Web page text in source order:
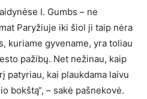
I. Gumbs – ne
Paryžiuje iki šiol ji taip nėra
kuriame gyvename, yra toliau
pažibų. Net nežinau, kaip
patyriau, kai plaukdama laivu
bokštą“, – sakė pašnekovė.